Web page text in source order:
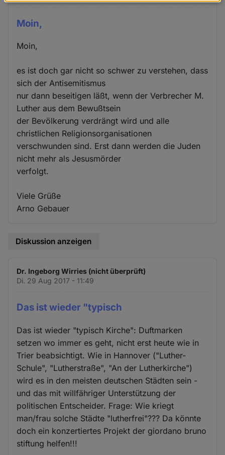
Moin,
Moin,
es ist doch gar nicht so schwer zu verstehen, dass
sich der Antisemitismus
nur dann beseitigen läßt, wenn der Verbrecher M.
Luther aus dem Bewußtsein
der Bevölkerung verdrängt wird und alle
christlichen Religionsorganisationen
verschwunden sind. Erst dann werden die Juden
nicht mehr als Jesusmörder
verfolgt.
Viele Grüße
Arno Gebauer
Diskussion anzeigen
Dr. Ingeborg Wirries (nicht überprüft)
Di. 29 Aug 2017 - 11:49
Das ist wieder "typisch
Das ist wieder "typisch Kirche": Duftmarken
setzen wo immer es geht, nicht erst heute wie in
Trier beabsichtigt. Wie in Hannover ("Luther-
Schule", "Lutherstraße", "An der Lutherkirche")
wird es in den meisten deutschen Städten sein -
und das mit willfähriger Unterstützung der
politischen Entscheider. Frage: Wie kriegt
man/frau solche Städte "lutherfrei"??? Da könnte
doch ein konzertiertes Projekt der giordano bruno
stiftung helfen!!!
Daten
und
Cookies